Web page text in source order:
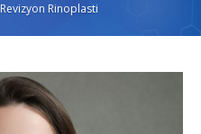
Revizyon Rinoplasti